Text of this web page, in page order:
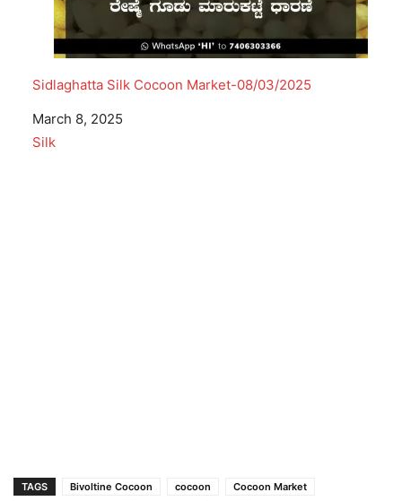
Sidlaghatta Silk Cocoon Market-08/03/2025
Date
March 8, 2025
In relation to
Silk
TAGS Bivoltine Cocoon cocoon
Cocoon Market